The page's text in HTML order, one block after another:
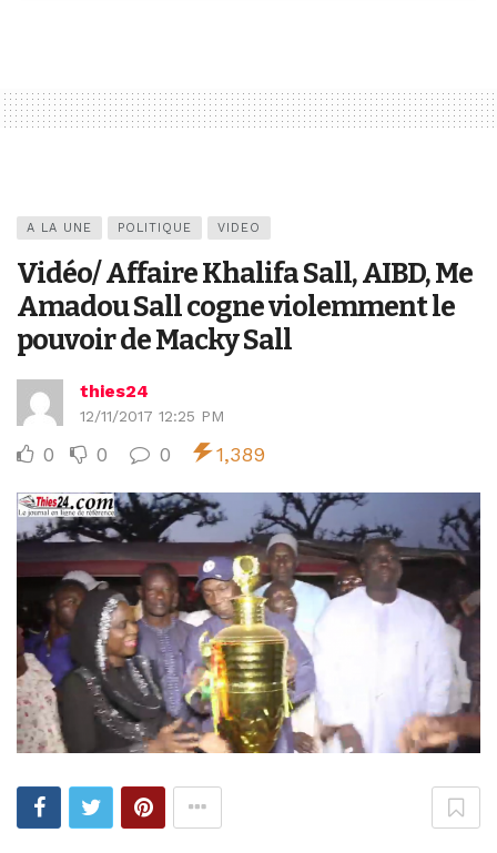
A LA UNE POLITIQUE VIDEO
Vidéo/ Affaire Khalifa Sall, AIBD, Me
Amadou Sall cogne violemment le
pouvoir de Macky Sall
thies24
12/11/2017 12:25 PM
0 0 0 1,389